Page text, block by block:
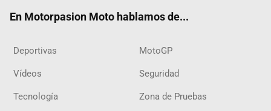
En Motorpasion Moto hablamos de...
Deportivas MotoGP
Vídeos Seguridad
Tecnología Zona de Pruebas